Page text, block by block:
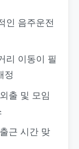
인 음주운전
리 이동이 필
정
출 및 모임
출근 시간 맞